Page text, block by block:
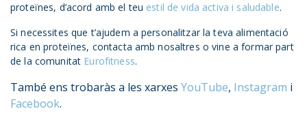
proteïnes, d’acord amb el teu estil de vida activa i saludable.
Si necessites que t’ajudem a personalitzar la teva alimentació
rica en proteïnes, contacta amb nosaltres o vine a formar part
de la comunitat Eurofitness.
També ens trobaràs a les xarxes YouTube, Instagram i
Facebook.